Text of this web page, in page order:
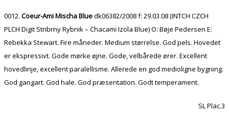
0012. Coeur-Ami Mischa Bluedk06382/2008 f: 29.03.08 (INTCH CZCH
PLCH Digit Stribrny Rybnik – Chacami Izola Blue) O: Bøje Pedersen E:
Rebekka Stewart. Fire måneder. Medium størrelse. God pels. Hovedet
er ekspressivt. Gode mørke øjne. Gode, velbårede ører. Excellent
hovedlinje, excellent paralellisme. Allerede en god medioligne bygning.
God gangart. God hale. God præsentation. Godt temperament.
SL Plac.3